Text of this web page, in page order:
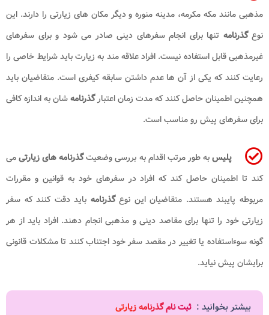
مذهبی مانند مکه مکرمه، مدینه منوره و دیگر مکان های زیارتی را دارند. این
نوعگذرنامه تنها برای انجام سفرهای دینی صادر می شود و برای سفرهای
غیرمذهبی قابل استفاده نیست. افراد علاقه مند به زیارت باید شرایط خاصی را
رعایت کنند که یکی از آن ها عدم داشتن سابقه کیفری است. متقاضیان باید
همچنین اطمینان حاصل کنند که مدت زمان اعتبارگذرنامهشان به اندازه کافی
برای سفرهای پیش رو مناسب است.
پلیسبه طور مرتب اقدام به بررسی وضعیتگذرنامه های زیارتیمی
کند تا اطمینان حاصل کند که افراد در سفرهای خود به قوانین و مقررات
مربوطه پایبند هستند. متقاضیان این نوعگذرنامه باید دقت کنند که سفر
زیارتی خود را تنها برای مقاصد دینی و مذهبی انجام دهند. افراد باید از هر
گونه سوءاستفاده یا تغییر در مقصد سفر خود اجتناب کنند تا مشکلات قانونی
برایشان پیش نیاید.
بیشتر بخوانید : ثبت نام گذرنامه زیارتی